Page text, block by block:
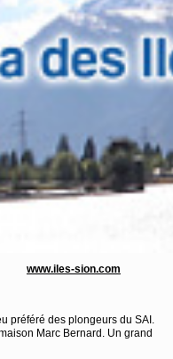
www.iles-sion.com
préféré des plongeurs du SAI.
Marc Bernard. Un grand